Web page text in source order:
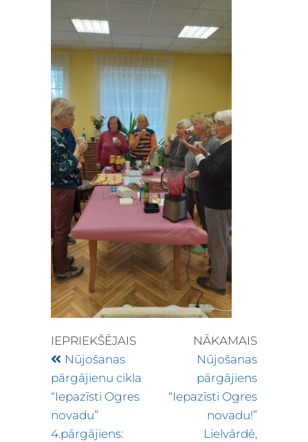
IEPRIEKŠĒJAIS
Nūjošanas
pārgājienu cikla
“Iepazīsti Ogres
novadu”
4.pārgājiens:
NĀKAMAIS
Nūjošanas
pārgājiens
“Iepazīsti Ogres
novadu!”
Lielvārdē,